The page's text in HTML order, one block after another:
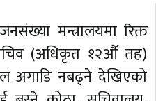
मन्त्रालयमा रिक्त
(अधिकृत १२औँ तह)
अगाडि नबढ्ने देखिएको